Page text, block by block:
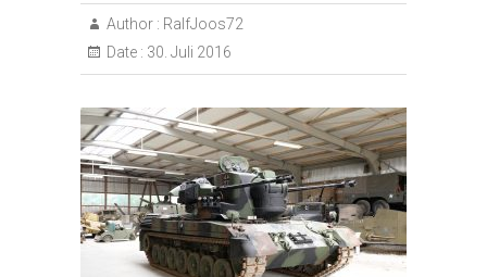
Author : RalfJoos72
Date : 30. Juli 2016